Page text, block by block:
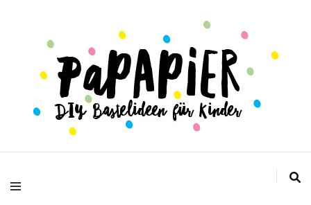
Papapier
DIY Bastelideen für Kinder